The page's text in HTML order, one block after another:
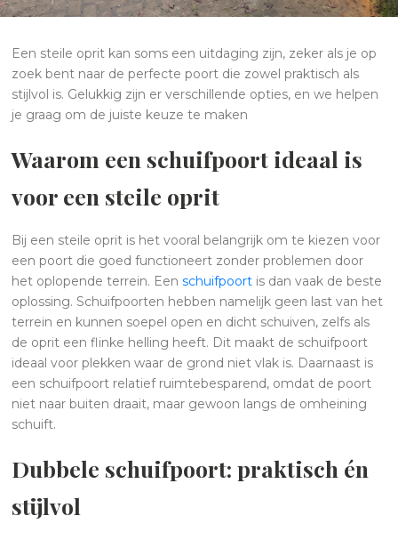
Een steile oprit kan soms een uitdaging zijn, zeker als je op
zoek bent naar de perfecte poort die zowel praktisch als
stijlvol is. Gelukkig zijn er verschillende opties, en we helpen
je graag om de juiste keuze te maken
Waarom een schuifpoort ideaal is
voor een steile oprit
Bij een steile oprit is het vooral belangrijk om te kiezen voor
een poort die goed functioneert zonder problemen door
het oplopende terrein. Eenschuifpoort is dan vaak de beste
oplossing. Schuifpoorten hebben namelijk geen last van het
terrein en kunnen soepel open en dicht schuiven, zelfs als
de oprit een flinke helling heeft. Dit maakt de schuifpoort
ideaal voor plekken waar de grond niet vlak is. Daarnaast is
een schuifpoort relatief ruimtebesparend, omdat de poort
niet naar buiten draait, maar gewoon langs de omheining
schuift.
Dubbele schuifpoort: praktisch én
stijlvol